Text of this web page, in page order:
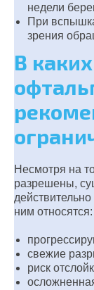
недели
При
зрения
В
Несмотря на
разрешены,
ним относятся:
свежие
риск